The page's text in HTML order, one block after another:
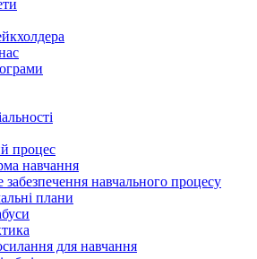
процес
навчання
навчального процесу
плани
для навчання